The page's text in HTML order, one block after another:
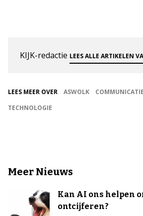
KIJK-redactie LEES ALLE ARTIKELEN
LEES MEER OVER ASWOLK COMMUNICATIE
TECHNOLOGIE
Meer Nieuws
Kan AI ons helpen
ontcijferen?